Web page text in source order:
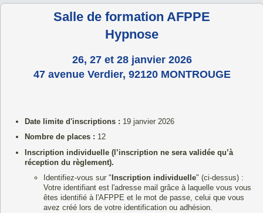
Salle de formation AFPPE
Hypnose
26, 27 et 28 janvier 2026
47 avenue Verdier, 92120 MONTROUGE
Date limite d'inscriptions : 19 janvier 2026
Nombre de places : 12
Inscription individuelle (l’inscription ne sera validée qu’à
réception du règlement).
Identifiez-vous sur " Inscription individuelle" (ci-dessus) :
Votre identifiant est l'adresse mail grâce à laquelle vous vous
êtes identifié à l'AFPPE et le mot de passe, celui que vous
avez créé lors de votre identification ou adhésion.